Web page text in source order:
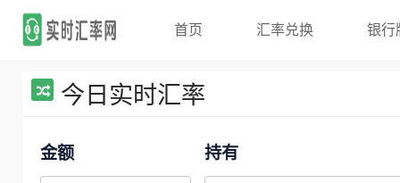
首页 汇率兑换 银行
今日实时汇率
金额 持有